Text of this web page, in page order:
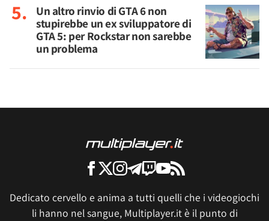
Un altro rinvio di GTA 6 non
stupirebbe un ex sviluppatore di
GTA 5: per Rockstar non sarebbe
un problema
Dedicato cervello e anima a tutti quelli che i videogiochi
li hanno nel sangue, Multiplayer.it è il punto di